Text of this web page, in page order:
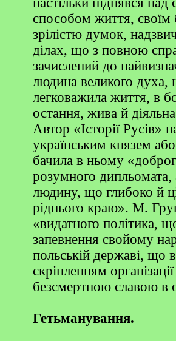
способом життя,
зрілістю думок,
ділах, що з повною
зачислений до
людина великого духа,
легковажила життя, в
остання, жива й
Автор «Історії Русів»
українським князем
бачила в ньому
розумного
людину, що глибоко й
ріднього краю». М.
«видатного політика,
запевнення свойому
польській державі, що
скріпленням
безсмертною славою в
Гетьманування.